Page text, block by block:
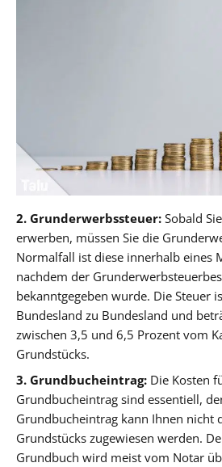
2. Grunderwerbssteuer: Sobald
erwerben, müssen Sie die
Normalfall ist diese innerhalb eines
nachdem der
bekanntgegeben wurde. Die Steuer
Bundesland zu Bundesland und
zwischen 3,5 und 6,5 Prozent vom
Grundstücks.
3. Grundbucheintrag: Die Kosten
Grundbucheintrag sind essentiell,
Grundbucheintrag kann Ihnen nicht
Grundstücks zugewiesen werden.
Grundbuch wird meist vom Notar